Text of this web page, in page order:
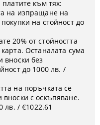
към тях:
на изпращане на
на стойност до
20% от стойността
Останалата сума
вноски без
до 1000 лв. /
на поръчката се
с оскъпяване.
лв. / €1022.61